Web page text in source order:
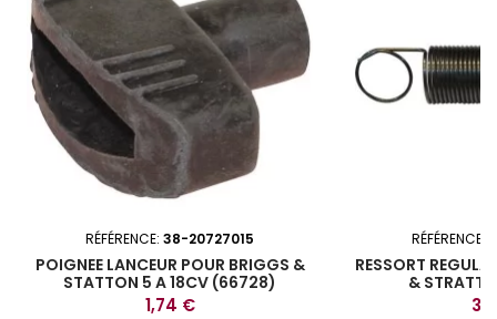
RÉFÉRENCE: 38-20727015
POIGNEE LANCEUR POUR BRIGGS &
STATTON 5 A 18CV (66728)
Prix
1,74 €
RÉFÉRENCE:
RESSORT
&
Prix